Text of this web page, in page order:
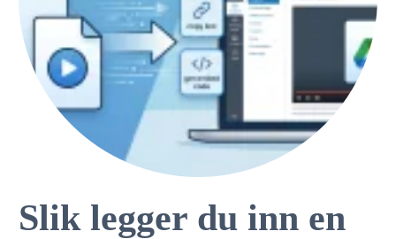
Slik legger du inn en